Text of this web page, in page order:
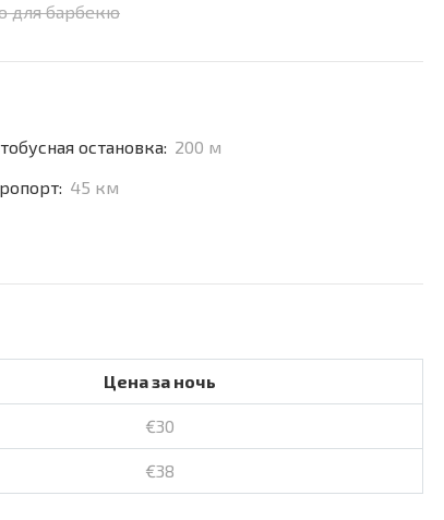
для барбекю
остановка: 200 м
45 км
Цена за ночь
€30
€38